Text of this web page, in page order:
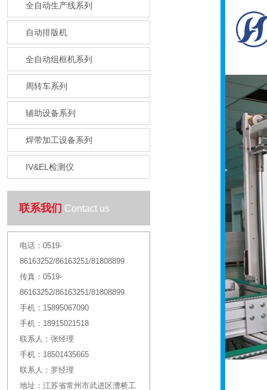
全自动生产线系列
自动排版机
全自动组框机系列
周转车系列
辅助设备系列
焊带加工设备系列
IV&EL检测仪
联系我们 Contact us
电话： 0519-
86163252/86163251/81808899
传真： 0519-
86163252/86163251/81808899
手机： 15895067090
手机： 18915021518
联系人： 张经理
手机： 18501435665
联系人： 罗经理
地址： 江苏省常州市武进区漕桥工